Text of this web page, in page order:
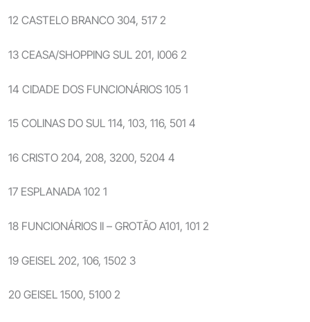
12 CASTELO BRANCO 304, 517 2
13 CEASA/SHOPPING SUL 201, I006 2
14 CIDADE DOS FUNCIONÁRIOS 105 1
15 COLINAS DO SUL 114, 103, 116, 501 4
16 CRISTO 204, 208, 3200, 5204 4
17 ESPLANADA 102 1
18 FUNCIONÁRIOS II – GROTÃO A101, 101 2
19 GEISEL 202, 106, 1502 3
20 GEISEL 1500, 5100 2